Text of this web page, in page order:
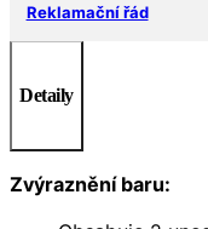
Reklamační řád
Detaily
Zvýraznění baru: